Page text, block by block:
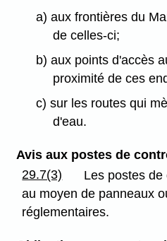
a) aux frontières du
de celles-ci;
b) aux points d'accès
proximité de ces
c) sur les routes qui
d'eau.
Avis aux postes de
29.7(3)
Les postes
au moyen de panneaux
réglementaires.